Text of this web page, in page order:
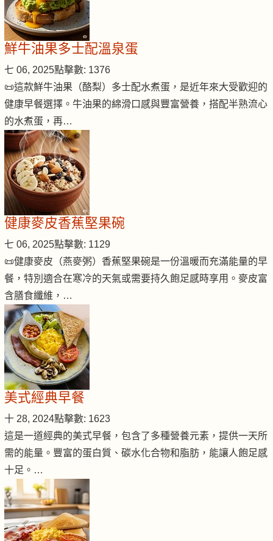
鮮牛油果多士配溫泉蛋
七 06, 2025點擊數: 1376
📜這款鮮牛油果（酪梨）多士配水煮蛋，是近年來大受歡迎的
健康早餐選擇。牛油果的綿滑口感與豐富營養，搭配半熟流心
的水煮蛋，再…
健康麥皮香蕉堅果碗
七 06, 2025點擊數: 1129
📜健康麥皮（燕麥粥）香蕉堅果碗是一份溫暖而充滿能量的早
餐，特別適合在寒冷的天氣或需要持久飽足感時享用。麥皮富
含膳食纖維，…
美式經典早餐
十 28, 2024點擊數: 1623
這是一道經典的美式早餐，包含了多種營養元素，提供一天所
需的能量。豐富的蛋白質、碳水化合物和脂肪，能讓人飽足感
十足。…